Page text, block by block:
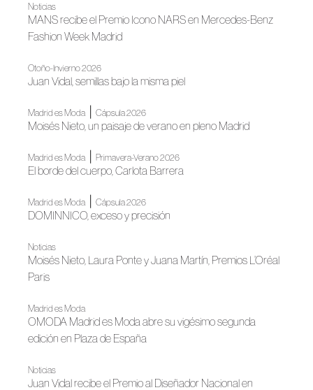
Noticias
MANS recibe el Premio Icono NARS en Mercedes-Benz
Fashion Week Madrid
Otoño-Invierno 2026
Juan Vidal, semillas bajo la misma piel
Madrid es Moda Cápsula 2026
Moisés Nieto, un paisaje de verano en pleno Madrid
Madrid es Moda Primavera-Verano 2026
El borde del cuerpo, Carlota Barrera
Madrid es Moda Cápsula 2026
DOMINNICO, exceso y precisión
Noticias
Moisés Nieto, Laura Ponte y Juana Martín, Premios L’Oréal
Paris
Madrid es Moda
OMODA Madrid es Moda abre su vigésimo segunda
edición en Plaza de España
Noticias
Juan Vidal recibe el Premio al Diseñador Nacional en